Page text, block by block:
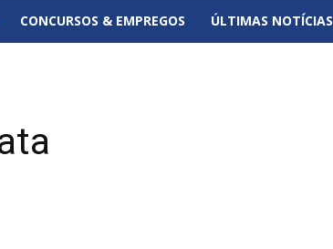
CONCURSOS & EMPREGOS ÚLTIMAS NOTÍCIAS